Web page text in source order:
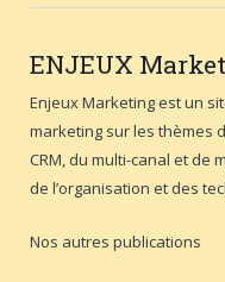
ENJEUX
Enjeux Marketing est un
marketing sur les thèmes
CRM, du multi-canal et de
de l’organisation et des
Nos autres publications